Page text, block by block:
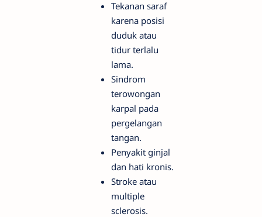
Tekanan saraf
karena posisi
duduk atau
tidur terlalu
lama.
Sindrom
terowongan
karpal pada
pergelangan
tangan.
Penyakit ginjal
dan hati kronis.
Stroke atau
multiple
sclerosis.